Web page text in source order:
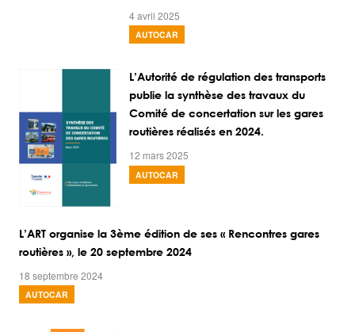
4 avril 2025
AUTOCAR
L’Autorité de régulation des transports
publie la synthèse des travaux du
Comité de concertation sur les gares
routières réalisés en 2024.
12 mars 2025
AUTOCAR
L’ART organise la 3ème édition de ses « Rencontres gares
routières », le 20 septembre 2024
18 septembre 2024
AUTOCAR